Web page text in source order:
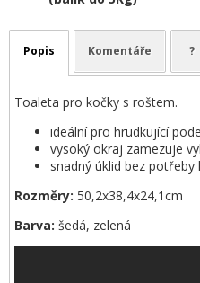
Popis Komentáře ?
Toaleta pro kočky s roštem.
ideální pro hrudkující
vysoký okraj zamezuje
snadný úklid bez
Rozměry: 50,2x38,4x24,1cm
Barva: šedá, zelená